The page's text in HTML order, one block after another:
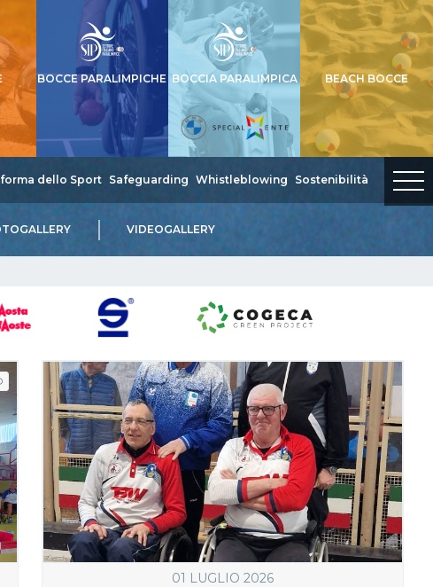
BOCCE PARALIMPICHE BOCCIA PARALIMPICA BEACH BOCCE
dello Sport Safeguarding Whistleblowing Sostenibilità
VIDEOGALLERY
01 LUGLIO 2026